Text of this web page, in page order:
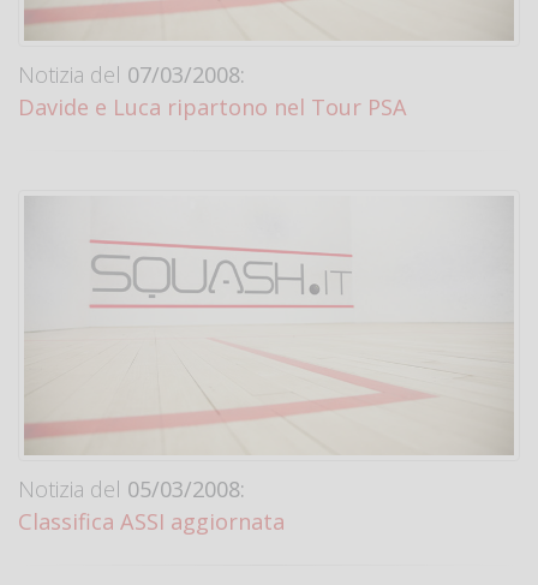
Notizia del 07/03/2008:
Davide e Luca ripartono nel Tour PSA
Notizia del 05/03/2008:
Classifica ASSI aggiornata